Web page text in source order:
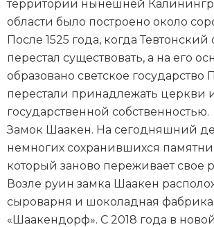
территории нынешней
области было построено около
После 1525 года, когда Тевтонский
перестал существовать, а на его
образовано светское государство
перестали принадлежать церкви
государственной собственностью.
Замок Шаакен. На сегодняшний
немногих сохранившихся
который заново переживает свое
Возле руин замка Шаакен
сыроварня и шоколадная фабрика
«Шаакендорф». С 2018 года в